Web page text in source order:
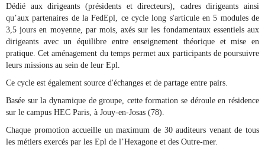
Dédié aux dirigeants (présidents et directeurs), cadres dirigeants ainsi
qu’aux partenaires de la FedEpl, ce cycle long s'articule en 5 modules de
3,5 jours en moyenne, par mois, axés sur les fondamentaux essentiels aux
dirigeants avec un équilibre entre enseignement théorique et mise en
pratique. Cet aménagement du temps permet aux participants de poursuivre
leurs missions au sein de leur Epl.
Ce cycle est également source d'échanges et de partage entre pairs.
Basée sur la dynamique de groupe, cette formation se déroule en résidence
sur le campus HEC Paris, à Jouy-en-Josas (78).
Chaque promotion accueille un maximum de 30 auditeurs venant de tous
les métiers exercés par les Epl de l’Hexagone et des Outre-mer.